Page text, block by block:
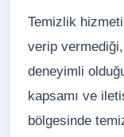
Temizlik
verip
deneyimli
kapsamı ve
bölgesinde